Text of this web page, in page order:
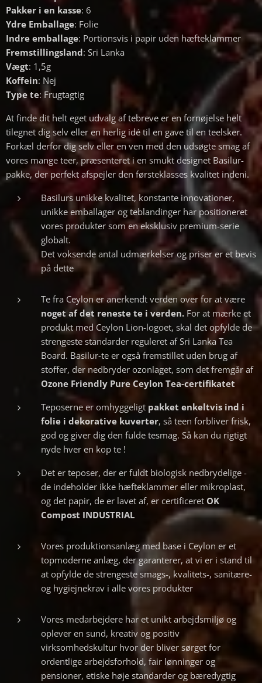
Pakker i en kasse: 6
Ydre Emballage: Folie
Indre emballage: Portionsvis i papir uden hæfteklammer
Fremstillingsland: Sri Lanka
Vægt: 1,5g
Koffein: Nej
Type te: Frugtagtig
At finde dit helt eget udvalg af tebreve er en fornøjelse helt
tilegnet dig selv eller en herlig idé til en gave til en teelsker.
Forkæl derfor dig selv eller en ven med den udsøgte smag af
vores mange teer, præsenteret i en smukt designet Basilur-
pakke, der perfekt afspejler den førsteklasses kvalitet indeni.
Basilurs unikke kvalitet, konstante innovationer,
unikke emballager og teblandinger har positioneret
vores produkter som en eksklusiv premium-serie
globalt.
Det voksende antal udmærkelser og priser er et bevis
på dette
Te fra Ceylon er anerkendt verden over for at være
noget af det reneste te i verden. For at mærke et
produkt med Ceylon Lion-logoet, skal det opfylde de
strengeste standarder reguleret af Sri Lanka Tea
Board. Basilur-te er også fremstillet uden brug af
stoffer, der nedbryder ozonlaget, som det fremgår af
Ozone Friendly Pure Ceylon Tea-certifikatet
Teposerne er omhyggeligt pakket enkeltvis ind i
folie i dekorative kuverter, så teen forbliver frisk,
god og giver dig den fulde tesmag. Så kan du rigtigt
nyde hver en kop te !
Det er teposer, der er fuldt biologisk nedbrydelige -
de indeholder ikke hæfteklammer eller mikroplast,
og det papir, de er lavet af, er certificeret OK
Compost INDUSTRIAL
Vores produktionsanlæg med base i Ceylon er et
topmoderne anlæg, der garanterer, at vi er i stand til
at opfylde de strengeste smags-, kvalitets-, sanitære-
og hygiejnekrav i alle vores produkter
Vores medarbejdere har et unikt arbejdsmiljø og
oplever en sund, kreativ og positiv
virksomhedskultur hvor der bliver sørget for
ordentlige arbejdsforhold, fair lønninger og
pensioner, etiske høje standarder og bæredygtig